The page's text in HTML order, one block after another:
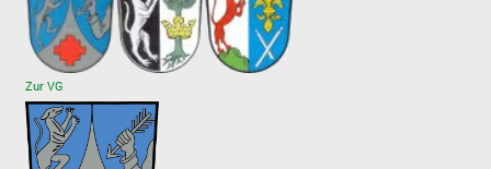
Zur VG